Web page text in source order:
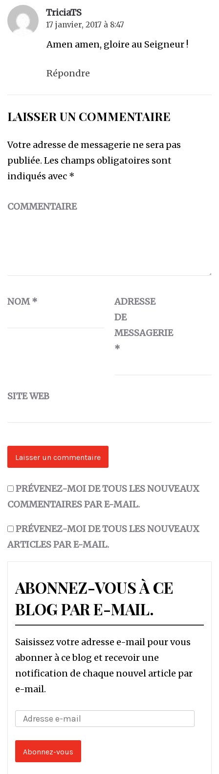
TriciaTS
17 janvier, 2017 à 8:47
Amen amen, gloire au Seigneur !
Répondre
LAISSER UN COMMENTAIRE
Votre adresse de messagerie ne sera pas
publiée. Les champs obligatoires sont
indiqués avec *
COMMENTAIRE
NOM*
ADRESSE
DE
MESSAGERIE
*
SITE WEB
PRÉVENEZ-MOI DE TOUS LES NOUVEAUX
COMMENTAIRES PAR E-MAIL.
PRÉVENEZ-MOI DE TOUS LES NOUVEAUX
ARTICLES PAR E-MAIL.
ABONNEZ-VOUS À CE
BLOG PAR E-MAIL.
Saisissez votre adresse e-mail pour vous
abonner à ce blog et recevoir une
notification de chaque nouvel article par
e-mail.
Adresse
mail
Abonnez-vous